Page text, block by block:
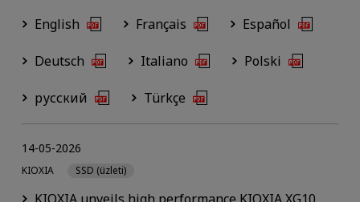
English Français Español
Deutsch Italiano Polski
русский Türkçe
14-05-2026
KIOXIA SSD (üzleti)